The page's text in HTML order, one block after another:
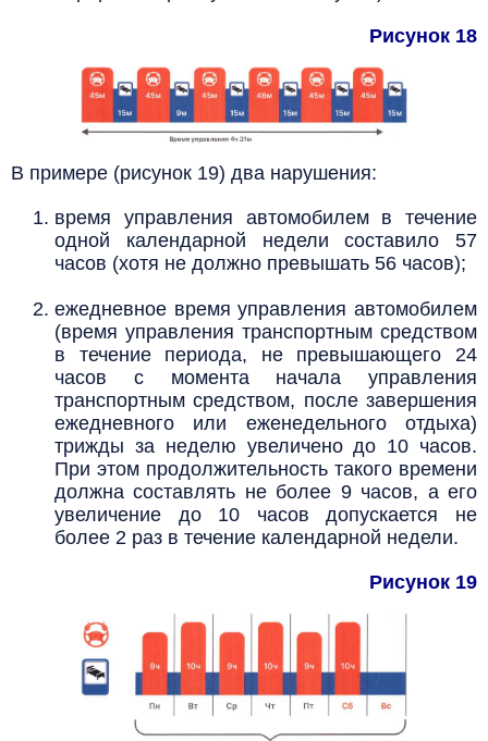
Рисунок 18
В примере (рисунок 19) два нарушения:
время управления автомобилем в течение
одной календарной недели составило 57
часов (хотя не должно превышать 56 часов);
ежедневное время управления автомобилем
(время управления транспортным средством
в течение периода, не превышающего 24
часов с момента начала управления
транспортным средством, после завершения
ежедневного или еженедельного отдыха)
трижды за неделю увеличено до 10 часов.
При этом продолжительность такого времени
должна составлять не более 9 часов, а его
увеличение до 10 часов допускается не
более 2 раз в течение календарной недели.
Рисунок 19